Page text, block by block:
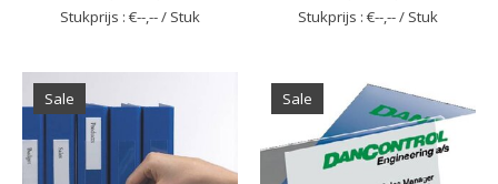
Stukprijs : €--,-- / Stuk Stukprijs : €--,-- / Stuk
Sale Sale